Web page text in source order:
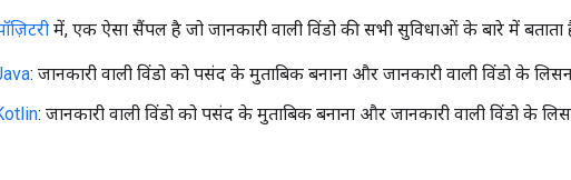
में, एक ऐसा सैंपल है जो जानकारी वाली विंडो की सभी सुविधाओं के बारे में बताता
: जानकारी वाली विंडो को पसंद के मुताबिक बनाना और जानकारी वाली विंडो के
: जानकारी वाली विंडो को पसंद के मुताबिक बनाना और जानकारी वाली विंडो के